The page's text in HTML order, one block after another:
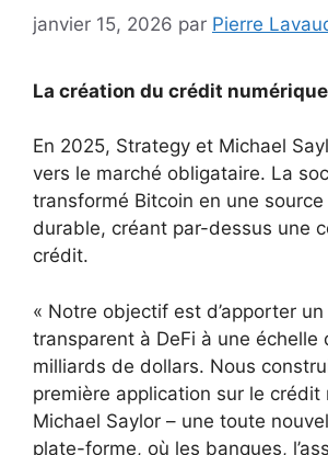
janvier 15, 2026 par Pierre
La création du crédit numérique
En 2025, Strategy et Michael
vers le marché obligataire. La
transformé Bitcoin en une
durable, créant par-dessus une
crédit.
« Notre objectif est d’apporter
transparent à DeFi à une échelle
milliards de dollars. Nous
première application sur le crédit
Michael Saylor – une toute
plate-forme, où les banques,